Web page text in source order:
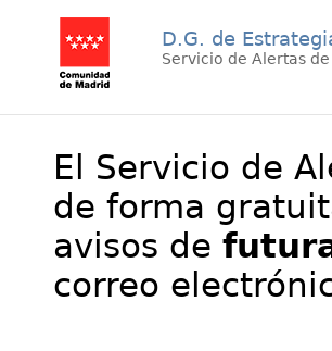
D.G. de
Servicio de Alertas
El Servicio de
de forma
avisos de
correo